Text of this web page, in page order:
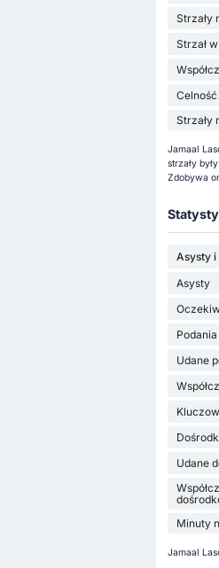
Strzały
Strzał
Celność
Strzały
Jamaal
strzały
Zdobywa
Asysty i
Asysty
Podania
Udane
Udane
Minuty
Jamaal